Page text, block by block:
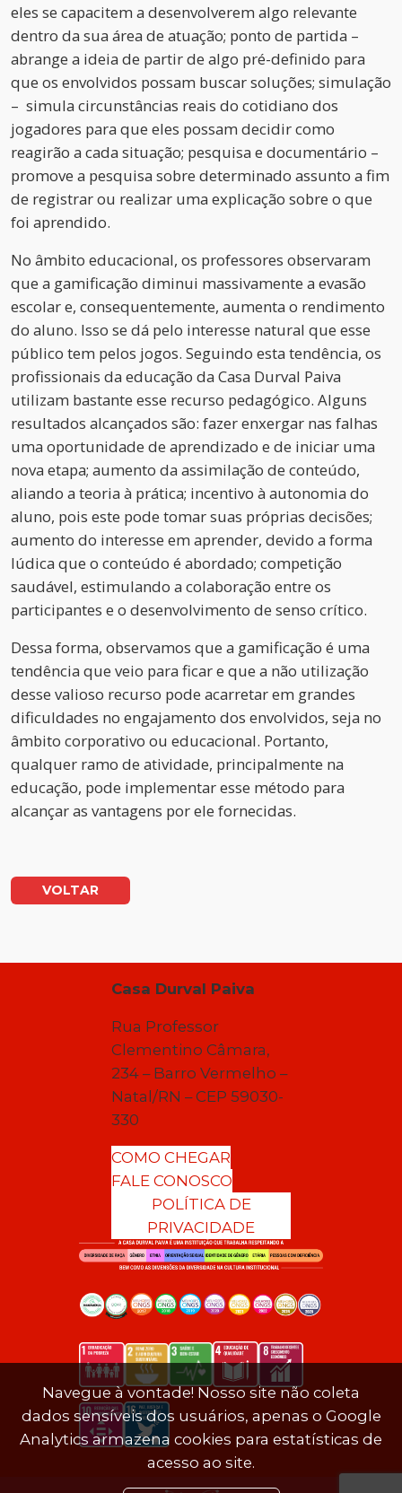
eles se capacitem a desenvolverem algo relevante
dentro da sua área de atuação; ponto de partida –
abrange a ideia de partir de algo pré-definido para
que os envolvidos possam buscar soluções; simulação
– simula circunstâncias reais do cotidiano dos
jogadores para que eles possam decidir como
reagirão a cada situação; pesquisa e documentário –
promove a pesquisa sobre determinado assunto a fim
de registrar ou realizar uma explicação sobre o que
foi aprendido.
No âmbito educacional, os professores observaram
que a gamificação diminui massivamente a evasão
escolar e, consequentemente, aumenta o rendimento
do aluno. Isso se dá pelo interesse natural que esse
público tem pelos jogos. Seguindo esta tendência, os
profissionais da educação da Casa Durval Paiva
utilizam bastante esse recurso pedagógico. Alguns
resultados alcançados são: fazer enxergar nas falhas
uma oportunidade de aprendizado e de iniciar uma
nova etapa; aumento da assimilação de conteúdo,
aliando a teoria à prática; incentivo à autonomia do
aluno, pois este pode tomar suas próprias decisões;
aumento do interesse em aprender, devido a forma
lúdica que o conteúdo é abordado; competição
saudável, estimulando a colaboração entre os
participantes e o desenvolvimento de senso crítico.
Dessa forma, observamos que a gamificação é uma
tendência que veio para ficar e que a não utilização
desse valioso recurso pode acarretar em grandes
dificuldades no engajamento dos envolvidos, seja no
âmbito corporativo ou educacional. Portanto,
qualquer ramo de atividade, principalmente na
educação, pode implementar esse método para
alcançar as vantagens por ele fornecidas.
VOLTAR
Casa Durval Paiva
Rua Professor
Clementino Câmara,
234 – Barro Vermelho –
Natal/RN – CEP 59030-
330
COMO CHEGAR
FALE CONOSCO
POLÍTICA DE
PRIVACIDADE
Navegue à vontade! Nosso site não coleta
dados sensíveis dos usuários, apenas o Google
Analytics armazena cookies para estatísticas de
acesso ao site.